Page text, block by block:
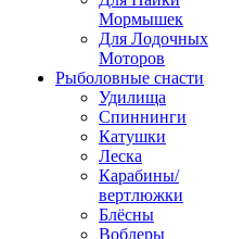
Мормышек
Для Лодочных
Моторов
Рыболовные снасти
Удилища
Спиннинги
Катушки
Леска
Карабины/
вертлюжки
Блёсны
Воблеры